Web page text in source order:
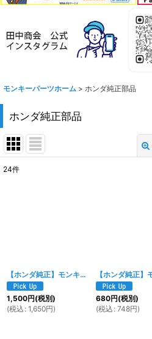
モンキーパーツホーム > ホンダ純正部品
ホンダ純正部品
絞り込む
24件
【ホンダ純正】モンキーZ50J用 インシュレーター [16211-165-010]
1,500円(税別)
(税込 : 1,650円)
680円(税別)
(税込 : 748円)